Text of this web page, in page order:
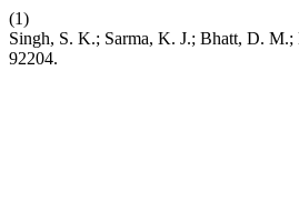
(1)
Singh, S. K.; Sarma, K. J.; Bhatt, D.
92204.